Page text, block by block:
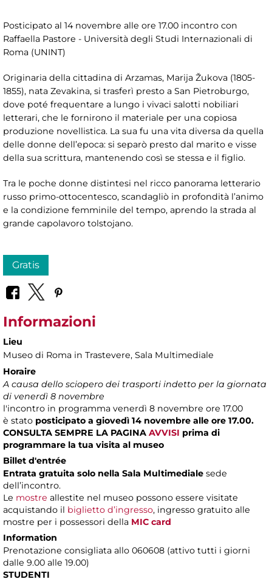
Posticipato al 14 novembre alle ore 17.00 incontro con
Raffaella Pastore - Università degli Studi Internazionali di
Roma (UNINT)
Originaria della cittadina di Arzamas, Marija Žukova (1805-
1855), nata Zevakina, si trasferì presto a San Pietroburgo,
dove poté frequentare a lungo i vivaci salotti nobiliari
letterari, che le fornirono il materiale per una copiosa
produzione novellistica. La sua fu una vita diversa da quella
delle donne dell’epoca: si separò presto dal marito e visse
della sua scrittura, mantenendo così se stessa e il figlio.
Tra le poche donne distintesi nel ricco panorama letterario
russo primo-ottocentesco, scandagliò in profondità l’animo
e la condizione femminile del tempo, aprendo la strada al
grande capolavoro tolstojano.
Gratis
Informazioni
Lieu
Museo di Roma in Trastevere, Sala Multimediale
Horaire
A causa dello sciopero dei trasporti indetto per la giornata
di venerdì 8 novembre
l'incontro in programma venerdì 8 novembre ore 17.00
è stato posticipato a giovedì 14 novembre alle ore 17.00.
CONSULTA SEMPRE LA PAGINA AVVISI prima di
programmare la tua visita al museo
Billet d'entrée
Entrata gratuita solo nella Sala Multimediale sede
dell’incontro.
Le mostre allestite nel museo possono essere visitate
acquistando il biglietto d’ingresso, ingresso gratuito alle
mostre per i possessori della MIC card
Information
Prenotazione consigliata allo 060608 (attivo tutti i giorni
dalle 9.00 alle 19.00)
STUDENTI